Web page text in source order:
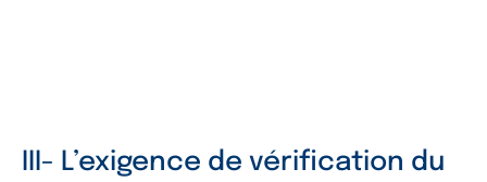
III- L’exigence de vérification du